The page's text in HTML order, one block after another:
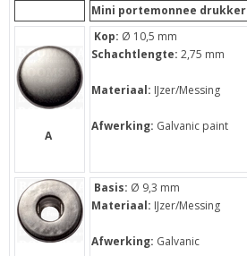
Mini portemonnee drukker
A
Kop: Ø 10,5 mm
Schachtlengte: 2,75 mm
Materiaal: IJzer/Messing
Afwerking:
Basis: Ø 9,3 mm
Materiaal: IJzer/Messing
Afwerking: Galvanic